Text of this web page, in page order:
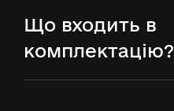
Що входить в
комплектацію?